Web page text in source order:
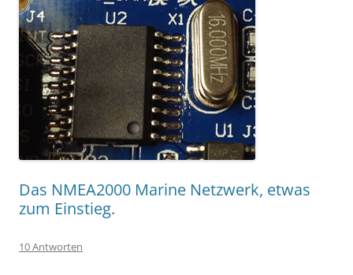
Das NMEA2000 Marine Netzwerk, etwas
zum Einstieg.
10 Antworten